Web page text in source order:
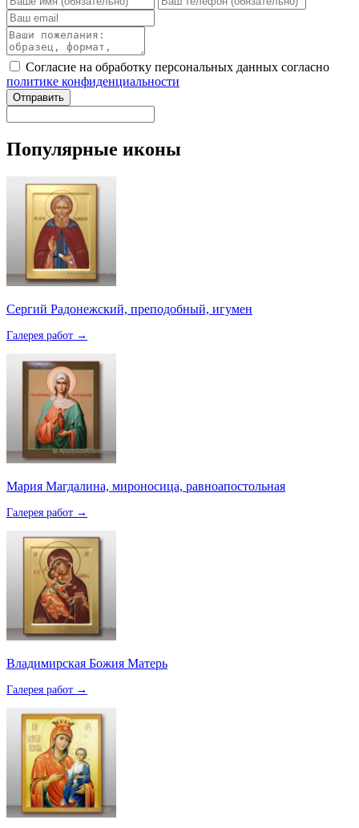
Согласие на обработку персональных данных согласно
политике конфиденциальности
Популярные иконы
Сергий Радонежский, преподобный, игумен
Галерея работ →
Мария Магдалина, мироносица, равноапостольная
Галерея работ →
Владимирская Божия Матерь
Галерея работ →